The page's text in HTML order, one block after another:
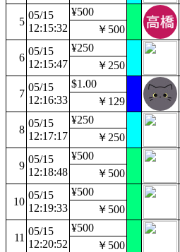
5
05/15
12:15:32
¥500
￥500
6
05/15
12:15:47
¥250
￥250
7
05/15
12:16:33
$1.00
￥129
8
05/15
12:17:17
¥250
￥250
9
05/15
12:18:48
¥500
￥500
10
05/15
12:19:33
¥500
￥500
11
05/15
12:20:52
¥500
￥500